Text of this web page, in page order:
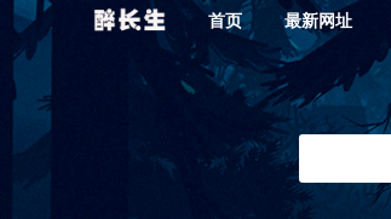
首页 最新网址